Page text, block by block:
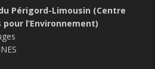
Périgord-Limousin (Centre
l’Environnement)